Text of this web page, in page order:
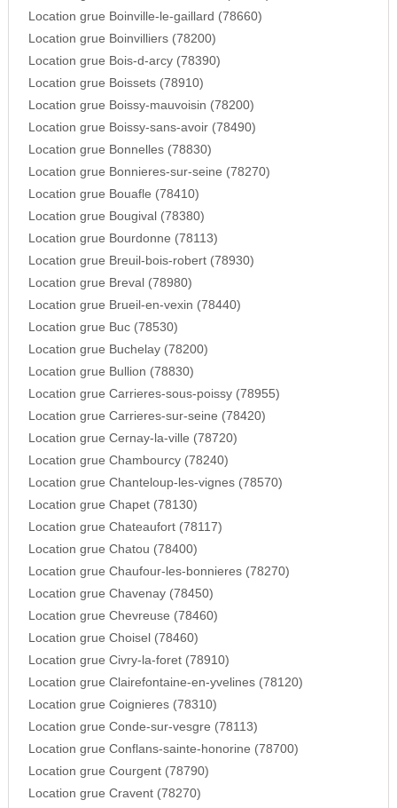
Location grue Boinville-le-gaillard (78660)
Location grue Boinvilliers (78200)
Location grue Bois-d-arcy (78390)
Location grue Boissets (78910)
Location grue Boissy-mauvoisin (78200)
Location grue Boissy-sans-avoir (78490)
Location grue Bonnelles (78830)
Location grue Bonnieres-sur-seine (78270)
Location grue Bouafle (78410)
Location grue Bougival (78380)
Location grue Bourdonne (78113)
Location grue Breuil-bois-robert (78930)
Location grue Breval (78980)
Location grue Brueil-en-vexin (78440)
Location grue Buc (78530)
Location grue Buchelay (78200)
Location grue Bullion (78830)
Location grue Carrieres-sous-poissy (78955)
Location grue Carrieres-sur-seine (78420)
Location grue Cernay-la-ville (78720)
Location grue Chambourcy (78240)
Location grue Chanteloup-les-vignes (78570)
Location grue Chapet (78130)
Location grue Chateaufort (78117)
Location grue Chatou (78400)
Location grue Chaufour-les-bonnieres (78270)
Location grue Chavenay (78450)
Location grue Chevreuse (78460)
Location grue Choisel (78460)
Location grue Civry-la-foret (78910)
Location grue Clairefontaine-en-yvelines (78120)
Location grue Coignieres (78310)
Location grue Conde-sur-vesgre (78113)
Location grue Conflans-sainte-honorine (78700)
Location grue Courgent (78790)
Location grue Cravent (78270)